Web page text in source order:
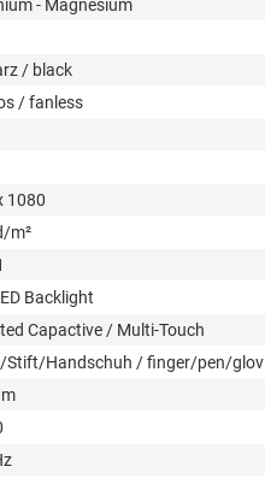
- Magnesium
/ black
/ fanless
1080
m²
Backlight
Capactive / Multi-Touch
Stift/Handschuh / finger/pen/glov